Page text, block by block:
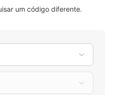
um código diferente.